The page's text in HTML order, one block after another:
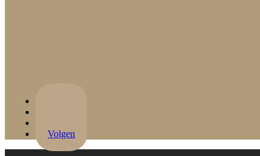
Volgen